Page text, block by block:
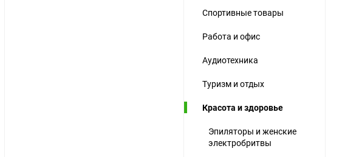
Спортивные товары
Работа и офис
Аудиотехника
Туризм и отдых
Красота и здоровье
Эпиляторы и женские
электробритвы